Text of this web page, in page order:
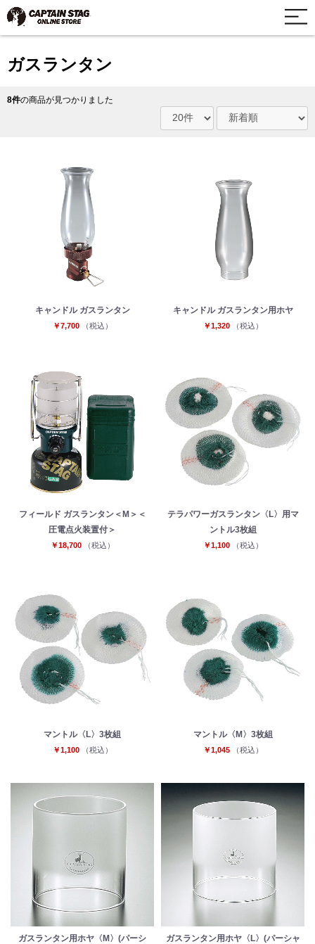
ガスランタン
8件の商品が見つかりました
キャンドル ガスランタン
￥7,700 （税込）
キャンドル ガスランタン用ホヤ
￥1,320 （税込）
フィールド ガスランタン＜M＞＜
圧電点火装置付＞
￥18,700 （税込）
テラパワーガスランタン〈L〉用マ
ントル3枚組
￥1,100 （税込）
マントル〈L〉3枚組
￥1,100 （税込）
マントル〈M〉3枚組
￥1,045 （税込）
ガスランタン用ホヤ〈M〉(パーシ
ガスランタン用ホヤ〈L〉(パーシャ